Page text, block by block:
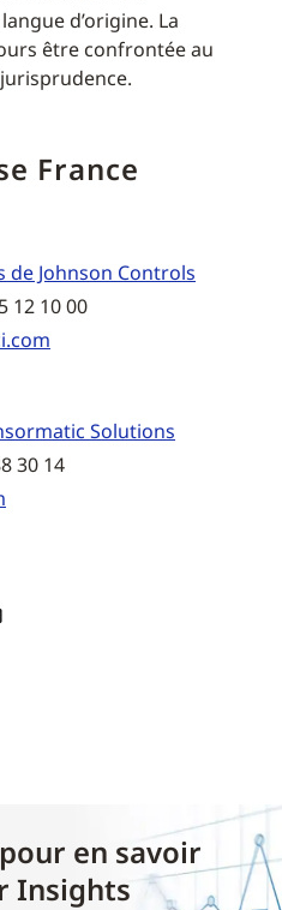
d’origine. La
être confrontée au
France
de Johnson Controls
12 10 00
Solutions
30 14
en savoir
Insights